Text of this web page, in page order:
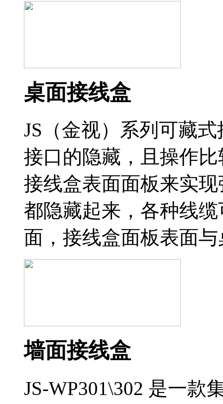
桌面接线盒
JS（金视）系列可藏
接口的隐藏，且操作
接线盒表面面板来实
都隐藏起来，各种线
面，接线盒面板表面
墙面接线盒
JS-WP301\302 是一款